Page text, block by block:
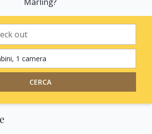
2 adulti, 0 bambini, 1 camera
CERCA